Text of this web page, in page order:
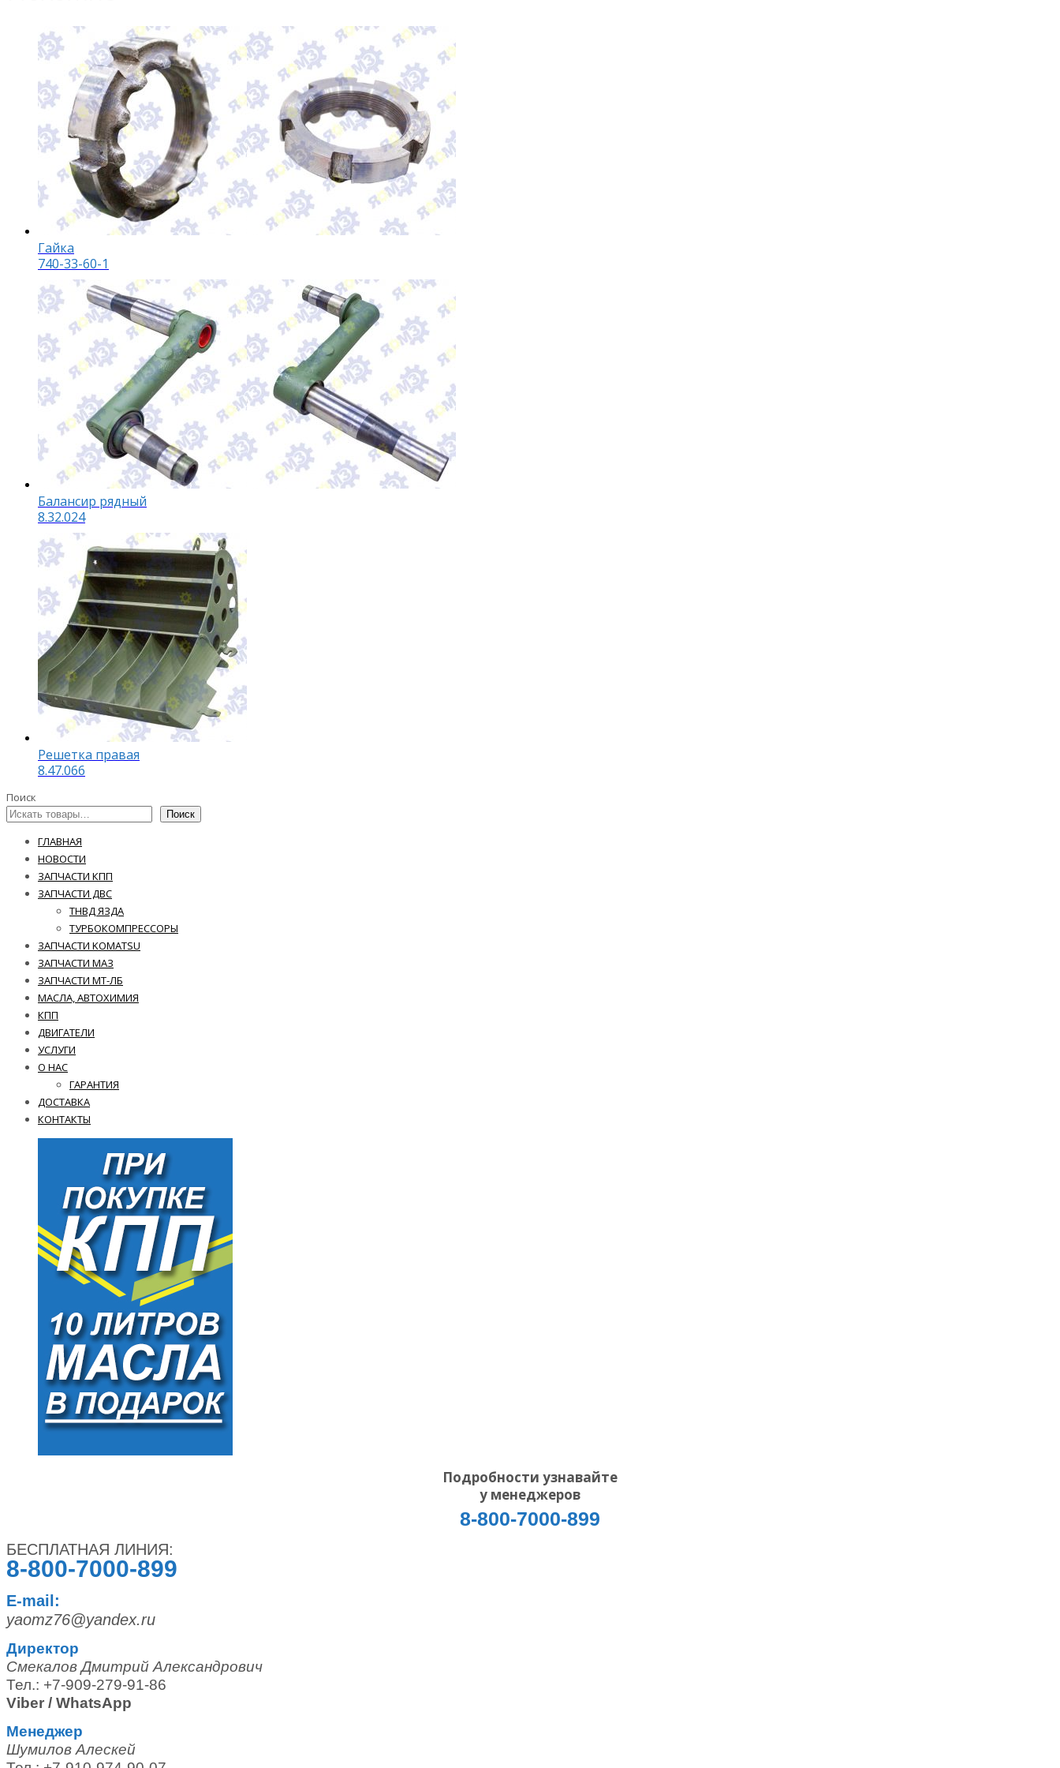
Гайка
740-33-60-1
Балансир рядный
8.32.024
Решетка правая
8.47.066
Поиск
Поиск
ГЛАВНАЯ
НОВОСТИ
ЗАПЧАСТИ КПП
ЗАПЧАСТИ ДВС
ТНВД ЯЗДА
ТУРБОКОМПРЕССОРЫ
ЗАПЧАСТИ KOMATSU
ЗАПЧАСТИ МАЗ
ЗАПЧАСТИ МТ-ЛБ
МАСЛА, АВТОХИМИЯ
КПП
ДВИГАТЕЛИ
УСЛУГИ
О НАС
ГАРАНТИЯ
ДОСТАВКА
КОНТАКТЫ
Подробности узнавайте
у менеджеров
8-800-7000-899
БЕСПЛАТНАЯ ЛИНИЯ:
8-800-7000-899
E-mail:
yaomz76@yandex.ru
Директор
Смекалов Дмитрий Александрович
Тел.: +7-909-279-91-86
Viber / WhatsApp
Менеджер
Шумилов Алескей